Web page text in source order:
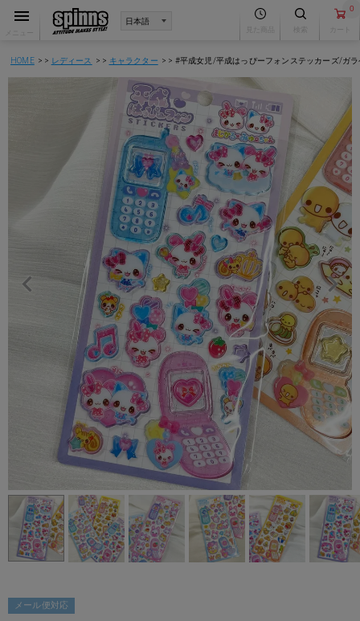
0
HOME レディース キャラクター #平成女児/平成はっぴーフォンステッカーズ/ガ
メール便対応